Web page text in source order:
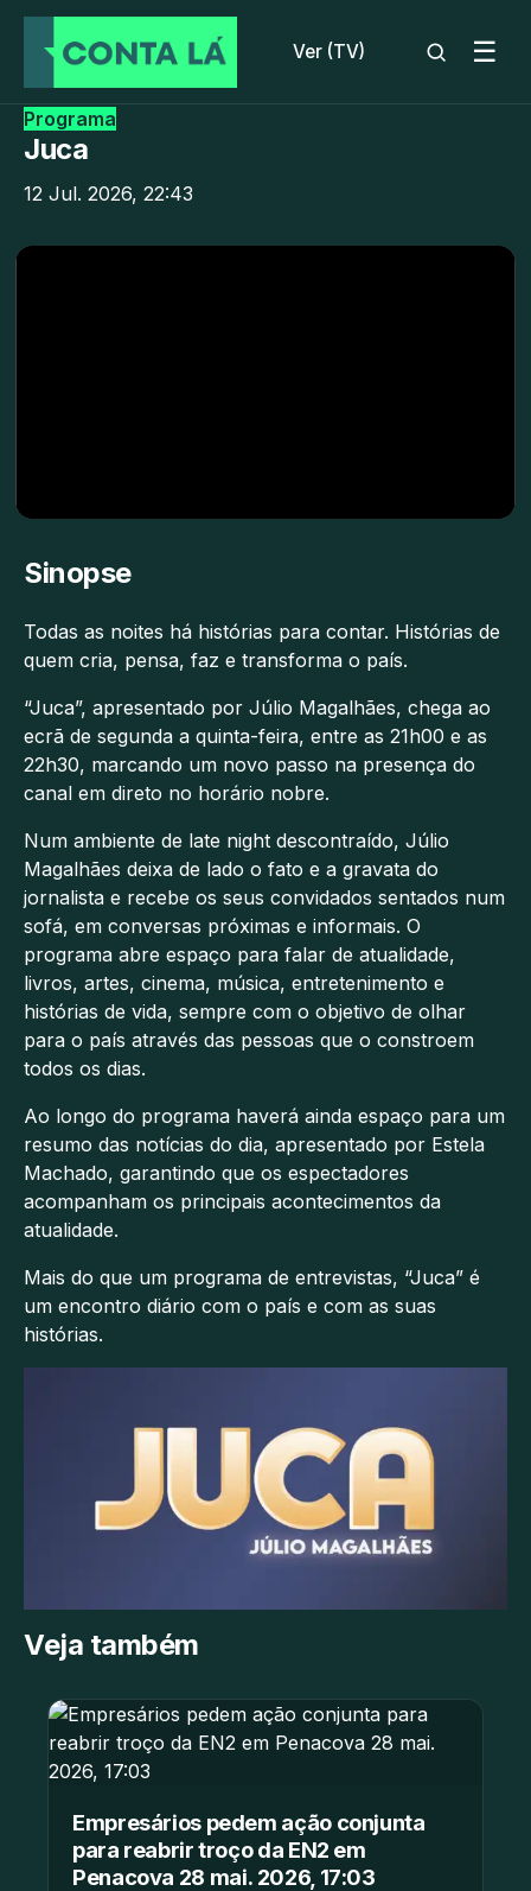
Ver (TV) ☰
Programa
Juca
12 Jul. 2026, 22:43
Sinopse
Todas as noites há histórias para contar. Histórias de
quem cria, pensa, faz e transforma o país.
“Juca”, apresentado por Júlio Magalhães, chega ao
ecrã de segunda a quinta-feira, entre as 21h00 e as
22h30, marcando um novo passo na presença do
canal em direto no horário nobre.
Num ambiente de late night descontraído, Júlio
Magalhães deixa de lado o fato e a gravata do
jornalista e recebe os seus convidados sentados num
sofá, em conversas próximas e informais. O
programa abre espaço para falar de atualidade,
livros, artes, cinema, música, entretenimento e
histórias de vida, sempre com o objetivo de olhar
para o país através das pessoas que o constroem
todos os dias.
Ao longo do programa haverá ainda espaço para um
resumo das notícias do dia, apresentado por Estela
Machado, garantindo que os espectadores
acompanham os principais acontecimentos da
atualidade.
Mais do que um programa de entrevistas, “Juca” é
um encontro diário com o país e com as suas
histórias.
Veja também
Empresários pedem ação conjunta
para reabrir troço da EN2 em
Penacova 28 mai. 2026, 17:03